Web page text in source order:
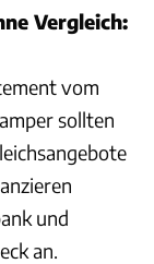
Vergleich:
vom
sollten
und
an.